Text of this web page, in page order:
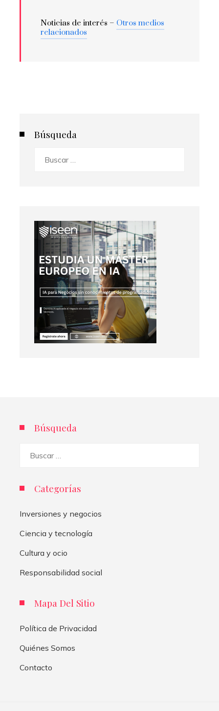
Noticias de interés – Otros medios
relacionados
Búsqueda
Búsqueda
Categorías
Inversiones y negocios
Ciencia y tecnología
Cultura y ocio
Responsabilidad social
Mapa Del Sitio
Política de Privacidad
Quiénes Somos
Contacto